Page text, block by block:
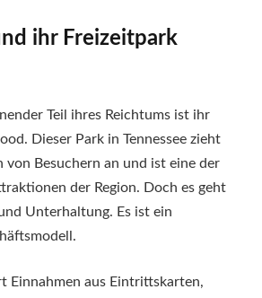
ihr Freizeitpark
Teil ihres Reichtums ist ihr
Dieser Park in Tennessee zieht
von Besuchern an und ist eine der
der Region. Doch es geht
Unterhaltung. Es ist ein
Einnahmen aus Eintrittskarten,